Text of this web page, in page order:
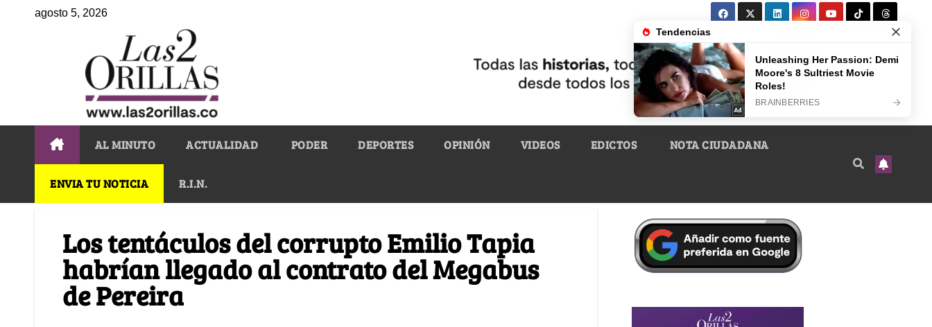
agosto 5, 2026
AL MINUTO ACTUALIDAD PODER DEPORTES OPINIÓN VIDEOS EDICTOS NOTA CIUDADANA
ENVIA TU NOTICIA R.I.N.
Los tentáculos del corrupto Emilio Tapia
habrían llegado al contrato del Megabus
de Pereira